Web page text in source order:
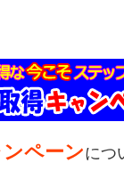
ペーンにつ